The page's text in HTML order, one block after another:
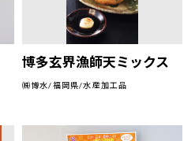
博多玄界漁師天ミックス
㈱博水/福岡県/水産加工品